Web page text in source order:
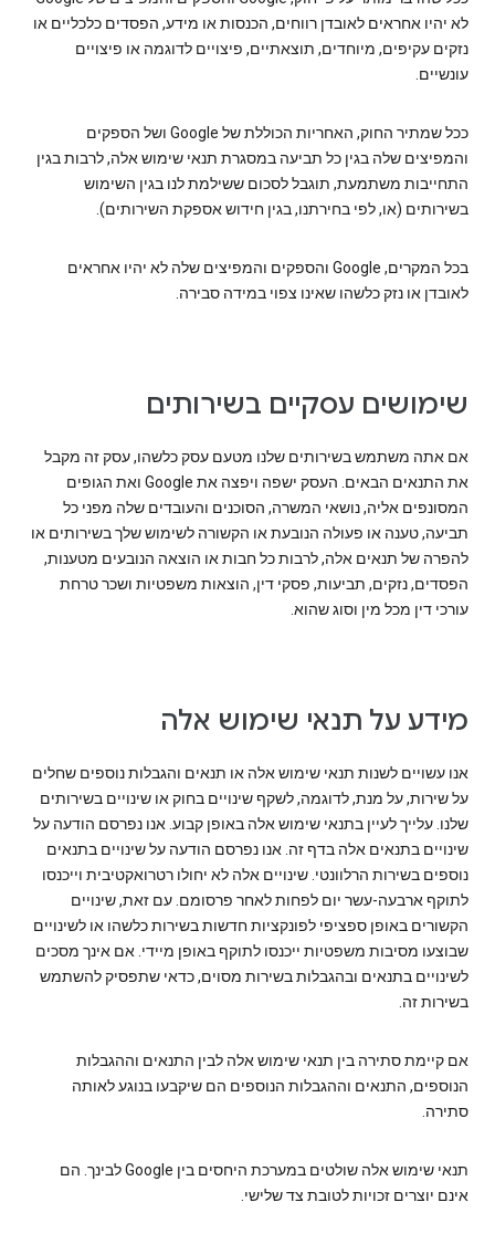
לא יהיו אחראים לאובדן רווחים, הכנסות או מידע, הפסדים כלכליים או
נזקים עקיפים, מיוחדים, תוצאתיים, פיצויים לדוגמה או פיצויים
עונשיים.
ככל שמתיר החוק, האחריות הכוללת של Google ושל הספקים
והמפיצים שלה בגין כל תביעה במסגרת תנאי שימוש אלה, לרבות בגין
התחייבות משתמעת, תוגבל לסכום ששילמת לנו בגין השימוש
בשירותים (או, לפי בחירתנו, בגין חידוש אספקת השירותים).
בכל המקרים, Google והספקים והמפיצים שלה לא יהיו אחראים
לאובדן או נזק כלשהו שאינו צפוי במידה סבירה.
שימושים עסקיים בשירותים
אם אתה משתמש בשירותים שלנו מטעם עסק כלשהו, עסק זה מקבל
את התנאים הבאים. העסק ישפה ויפצה את Google ואת הגופים
המסונפים אליה, נושאי המשרה, הסוכנים והעובדים שלה מפני כל
תביעה, טענה או פעולה הנובעת או הקשורה לשימוש שלך בשירותים או
להפרה של תנאים אלה, לרבות כל חבות או הוצאה הנובעים מטענות,
הפסדים, נזקים, תביעות, פסקי דין, הוצאות משפטיות ושכר טרחת
עורכי דין מכל מין וסוג שהוא.
מידע על תנאי שימוש אלה
אנו עשויים לשנות תנאי שימוש אלה או תנאים והגבלות נוספים שחלים
על שירות, על מנת, לדוגמה, לשקף שינויים בחוק או שינויים בשירותים
שלנו. עלייך לעיין בתנאי שימוש אלה באופן קבוע. אנו נפרסם הודעה על
שינויים בתנאים אלה בדף זה. אנו נפרסם הודעה על שינויים בתנאים
נוספים בשירות הרלוונטי. שינויים אלה לא יחולו רטרואקטיבית וייכנסו
לתוקף ארבעה-עשר יום לפחות לאחר פרסומם. עם זאת, שינויים
הקשורים באופן ספציפי לפונקציות חדשות בשירות כלשהו או לשינויים
שבוצעו מסיבות משפטיות ייכנסו לתוקף באופן מיידי. אם אינך מסכים
לשינויים בתנאים ובהגבלות בשירות מסוים, כדאי שתפסיק להשתמש
בשירות זה.
אם קיימת סתירה בין תנאי שימוש אלה לבין התנאים וההגבלות
הנוספים, התנאים וההגבלות הנוספים הם שיקבעו בנוגע לאותה
סתירה.
תנאי שימוש אלה שולטים במערכת היחסים בין Google לבינך. הם
אינם יוצרים זכויות לטובת צד שלישי.